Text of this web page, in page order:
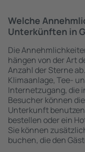
Welche
Unterkünften in
Die
hängen von der Art
Anzahl der Sterne
Klimaanlage, Tee-
Internetzugang, die
Besucher können
Unterkunft
bestellen oder ein
Sie können
buchen, die den